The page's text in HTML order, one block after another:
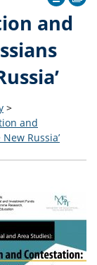
and
>
and
Russia’